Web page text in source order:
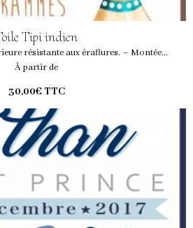
Tipi indien
résistante aux éraflures. – Montée...
À partir de
30,00€ TTC